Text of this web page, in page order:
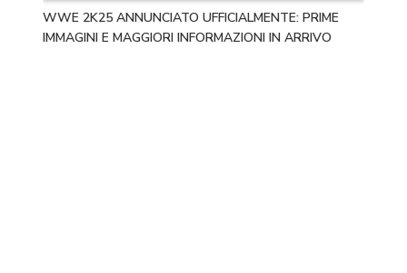
WWE 2K25 ANNUNCIATO UFFICIALMENTE: PRIME
IMMAGINI E MAGGIORI INFORMAZIONI IN ARRIVO